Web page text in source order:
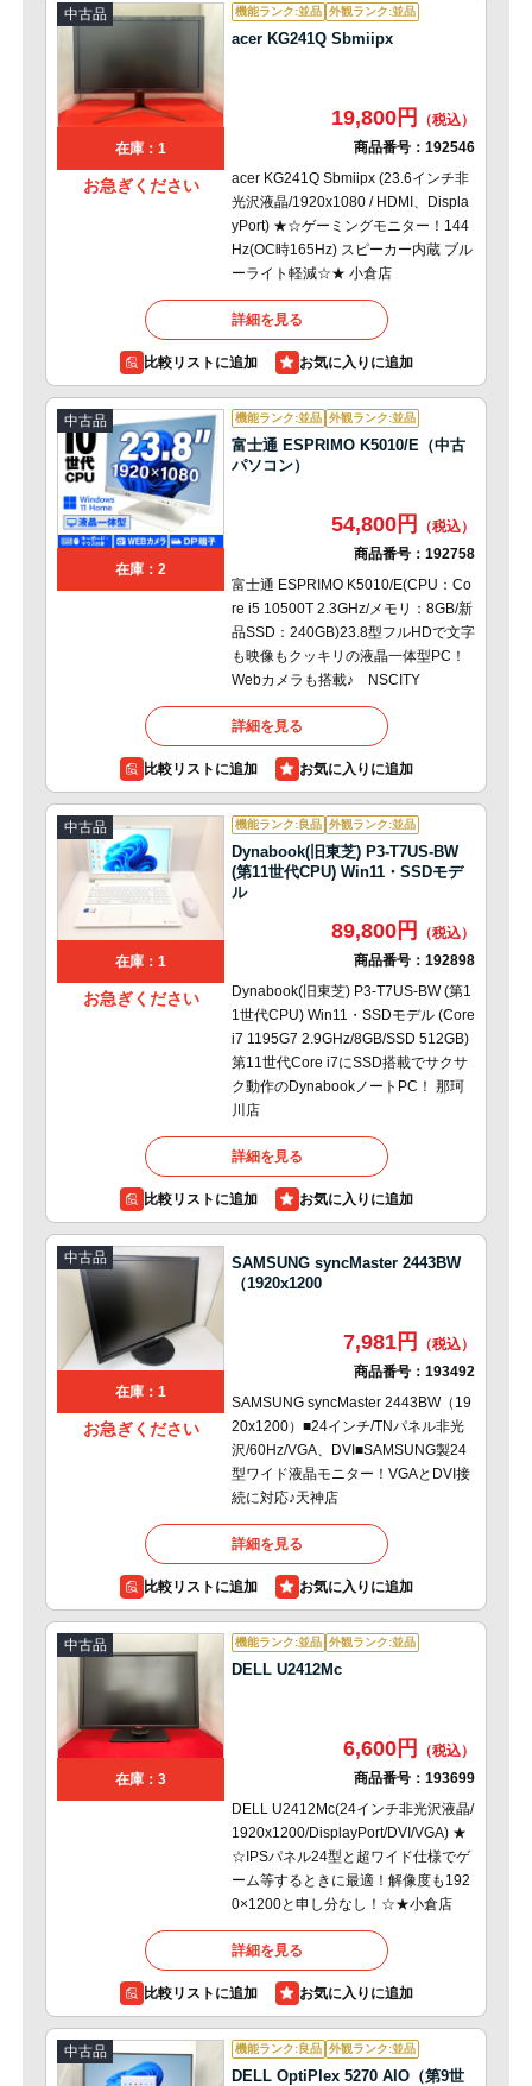
中古品
在庫：1
お急ぎください
機能ランク:並品 外観ランク:並品
acer KG241Q Sbmiipx
19,800円
商品番号： 192546
acer KG241Q Sbmiipx (23.6インチ非
光沢液晶/1920x1080 / HDMI、Displa
yPort) ★☆ゲーミングモニター！144
Hz(OC時165Hz) スピーカー内蔵 ブル
ーライト軽減☆★ 小倉店
詳細を見る
比較リストに追加
中古品
在庫：2
機能ランク:並品 外観ランク:並品
富士通 ESPRIMO K5010/E（中古
パソコン）
54,800円
商品番号： 192758
富士通 ESPRIMO K5010/E(CPU：Co
re i5 10500T 2.3GHz/メモリ：8GB/新
品SSD：240GB)23.8型フルHDで文字
も映像もクッキリの液晶一体型PC！
Webカメラも搭載♪ NSCITY
詳細を見る
比較リストに追加
中古品
在庫：1
お急ぎください
機能ランク:良品 外観ランク:並品
Dynabook(旧東芝) P3-T7US-BW
(第11世代CPU) Win11・SSDモデ
ル
89,800円
商品番号： 192898
Dynabook(旧東芝) P3-T7US-BW (第1
1世代CPU) Win11・SSDモデル (Core
i7 1195G7 2.9GHz/8GB/SSD 512GB)
第11世代Core i7にSSD搭載でサクサ
ク動作のDynabookノートPC！ 那珂
川店
詳細を見る
比較リストに追加
中古品
在庫：1
お急ぎください
SAMSUNG syncMaster 2443BW
（1920x1200
7,981円
商品番号： 193492
SAMSUNG syncMaster 2443BW（19
20x1200）■24インチ/TNパネル非光
沢/60Hz/VGA、DVI■SAMSUNG製24
型ワイド液晶モニター！VGAとDVI接
続に対応♪天神店
詳細を見る
比較リストに追加
中古品
在庫：3
機能ランク:並品 外観ランク:並品
DELL U2412Mc
6,600円
商品番号： 193699
DELL U2412Mc(24インチ非光沢液晶/
1920x1200/DisplayPort/DVI/VGA) ★
☆IPSパネル24型と超ワイド仕様でゲ
ーム等するときに最適！解像度も192
0×1200と申し分なし！☆★小倉店
詳細を見る
比較リストに追加
中古品 機能ランク:良品 外観ランク:並品
DELL OptiPlex 5270 AIO（第9世